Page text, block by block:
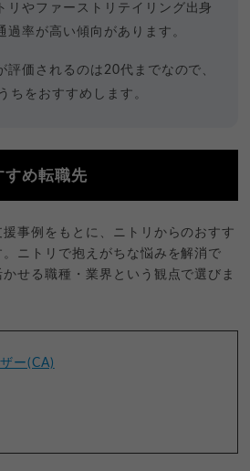
リやファーストリテイリング出身
過率が高い傾向があります。
評価されるのは20代までなので、
ちをおすすめします。
すめ転職先
事例をもとに、ニトリからのおすす
ニトリで抱えがちな悩みを解消で
せる職種・業界という観点で選びま
ー(CA)